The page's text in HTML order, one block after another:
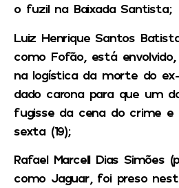
o fuzil na Baixada Santista;
Luiz Henrique Santos
como Fofão, está envolvido,
na logística da morte do
dado carona para que um
fugisse da cena do crime
sexta (19);
Rafael Marcell Dias Simões
como Jaguar, foi preso